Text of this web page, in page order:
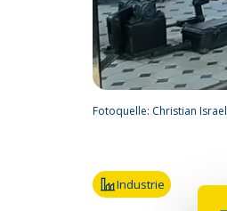
Fotoquelle: Christian Israel
Industrie